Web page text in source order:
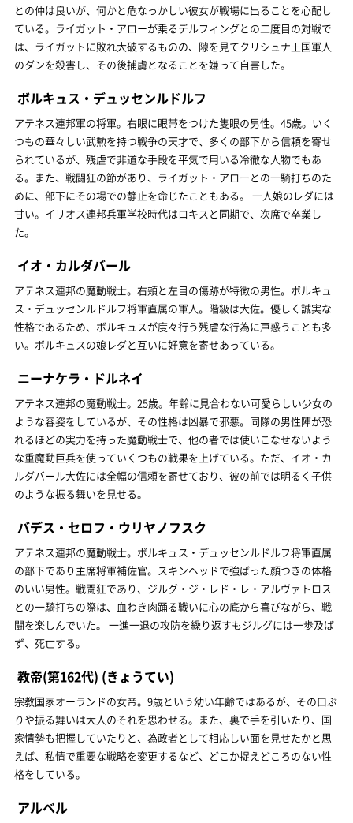
との仲は良いが、何かと危なっかしい彼女が戦場に出ることを心配し
ている。ライガット・アローが乗るデルフィングとの二度目の対戦で
は、ライガットに敗れ大破するものの、隙を見てクリシュナ王国軍人
のダンを殺害し、その後捕虜となることを嫌って自害した。
ボルキュス・デュッセンルドルフ
アテネス連邦軍の将軍。右眼に眼帯をつけた隻眼の男性。45歳。いく
つもの華々しい武勲を持つ戦争の天才で、多くの部下から信頼を寄せ
られているが、残虐で非道な手段を平気で用いる冷徹な人物でもあ
る。また、戦闘狂の節があり、ライガット・アローとの一騎打ちのた
めに、部下にその場での静止を命じたこともある。 一人娘のレダには
甘い。イリオス連邦兵軍学校時代はロキスと同期で、次席で卒業し
た。
イオ・カルダバール
アテネス連邦の魔動戦士。右頬と左目の傷跡が特徴の男性。ボルキュ
ス・デュッセンルドルフ将軍直属の軍人。階級は大佐。優しく誠実な
性格であるため、ボルキュスが度々行う残虐な行為に戸惑うことも多
い。ボルキュスの娘レダと互いに好意を寄せあっている。
ニーナケラ・ドルネイ
アテネス連邦の魔動戦士。25歳。年齢に見合わない可愛らしい少女の
ような容姿をしているが、その性格は凶暴で邪悪。同隊の男性陣が恐
れるほどの実力を持った魔動戦士で、他の者では使いこなせないよう
な重魔動巨兵を使っていくつもの戦果を上げている。ただ、イオ・カ
ルダバール大佐には全幅の信頼を寄せており、彼の前では明るく子供
のような振る舞いを見せる。
バデス・セロフ・ウリヤノフスク
アテネス連邦の魔動戦士。ボルキュス・デュッセンルドルフ将軍直属
の部下であり主席将軍補佐官。スキンヘッドで強ばった顔つきの体格
のいい男性。戦闘狂であり、ジルグ・ジ・レド・レ・アルヴァトロス
との一騎打ちの際は、血わき肉踊る戦いに心の底から喜びながら、戦
闘を楽しんでいた。 一進一退の攻防を繰り返すもジルグには一歩及ば
ず、死亡する。
教帝(第162代) (きょうてい)
宗教国家オーランドの女帝。9歳という幼い年齢ではあるが、その口ぶ
りや振る舞いは大人のそれを思わせる。また、裏で手を引いたり、国
家情勢も把握していたりと、為政者として相応しい面を見せたかと思
えば、私情で重要な戦略を変更するなど、どこか捉えどころのない性
格をしている。
アルベル